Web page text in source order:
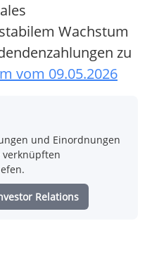
Wachstum
zu
vom 09.05.2026
und Einordnungen
verknüpften
Relations